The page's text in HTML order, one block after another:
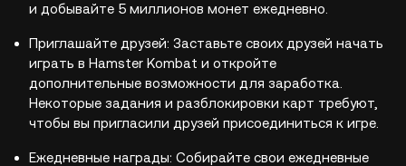
и добывайте 5 миллионов монет ежедневно.
Приглашайте друзей: Заставьте своих друзей начать
играть в Hamster Kombat и откройте
дополнительные возможности для заработка.
Некоторые задания и разблокировки карт требуют,
чтобы вы пригласили друзей присоединиться к игре.
Ежедневные награды: Собирайте свои ежедневные